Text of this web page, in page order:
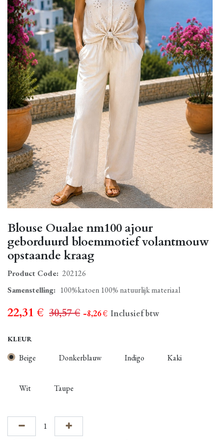
Blouse Oualae nm100 ajour
geborduurd bloemmotief volantmouw
opstaande kraag
Product Code: 202126
Samenstelling: 100%katoen 100% natuurlijk materiaal
22,31 € 30,57€ - 8,26€ Inclusief btw
KLEUR
Beige Donkerblauw Indigo Kaki
Wit Taupe